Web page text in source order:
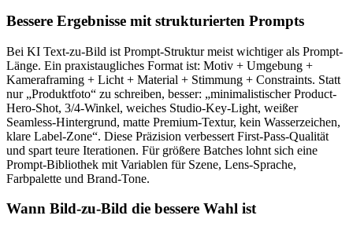
Bessere Ergebnisse mit strukturierten Prompts
Bei KI Text-zu-Bild ist Prompt-Struktur meist wichtiger als Prompt-
Länge. Ein praxistaugliches Format ist: Motiv + Umgebung +
Kameraframing + Licht + Material + Stimmung + Constraints. Statt
nur „Produktfoto“ zu schreiben, besser: „minimalistischer Product-
Hero-Shot, 3/4-Winkel, weiches Studio-Key-Light, weißer
Seamless-Hintergrund, matte Premium-Textur, kein Wasserzeichen,
klare Label-Zone“. Diese Präzision verbessert First-Pass-Qualität
und spart teure Iterationen. Für größere Batches lohnt sich eine
Prompt-Bibliothek mit Variablen für Szene, Lens-Sprache,
Farbpalette und Brand-Tone.
Wann Bild-zu-Bild die bessere Wahl ist